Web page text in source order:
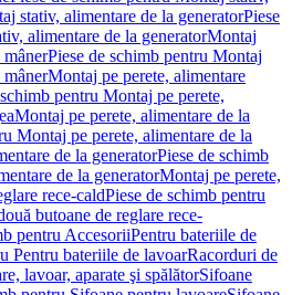
stativ, alimentare de la generatorPiese
alimentare de la generatorMontaj
Piese de schimb pentru Montaj
Montaj pe perete, alimentare
pentru Montaj pe perete,
Montaj pe perete, alimentare de la
Montaj pe perete, alimentare de la
de la generatorPiese de schimb
de la generatorMontaj pe perete,
rece-caldPiese de schimb pentru
butoane de reglare rece-
pentru AccesoriiPentru bateriile de
Pentru bateriile de lavoarRacorduri de
lavoar, aparate şi spălătorSifoane